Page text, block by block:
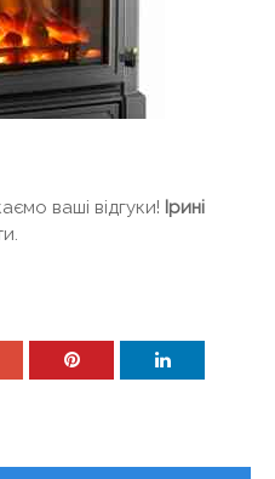
ваші відгуки! Ірині